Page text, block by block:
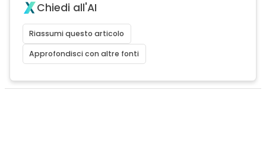
Chiedi all'AI
Riassumi questo articolo
Approfondisci con altre fonti